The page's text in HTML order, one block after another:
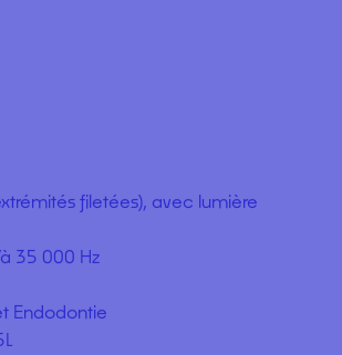
filetées), avec lumière
35 000 Hz
Endodontie